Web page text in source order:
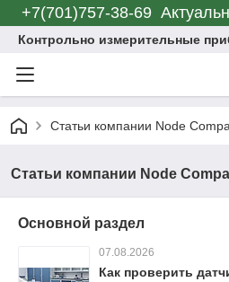
+7(701)757-38-69
Контрольно измерительные
Статьи компании Node
Статьи компании Node
Основной раздел
07.08.2026
Как проверить